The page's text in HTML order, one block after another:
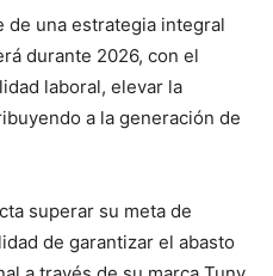
de una estrategia integral
durante 2026, con el
laboral, elevar la
a la generación de
superar su meta de
de garantizar el abasto